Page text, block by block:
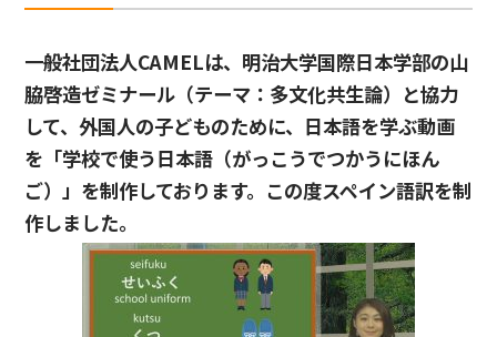
一般社団法人CAMELは、明治大学国際日本学部の山
脇啓造ゼミナール（テーマ：多文化共生論）と協力
して、外国人の子どものために、日本語を学ぶ動画
を「学校で使う日本語（がっこうでつかうにほん
ご）」を制作しております。この度スペイン語訳を制
作しました。